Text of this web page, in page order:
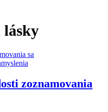
lásky
zoznamovania